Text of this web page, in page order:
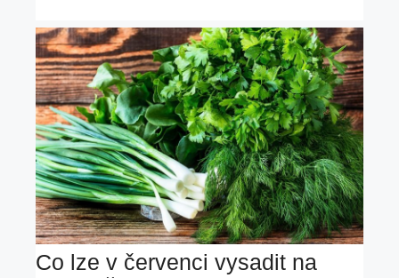
Co lze v červenci vysadit na